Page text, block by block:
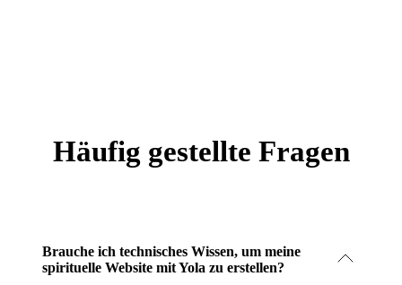
Häufig gestellte Fragen
Brauche ich technisches Wissen, um meine
spirituelle Website mit Yola zu erstellen?